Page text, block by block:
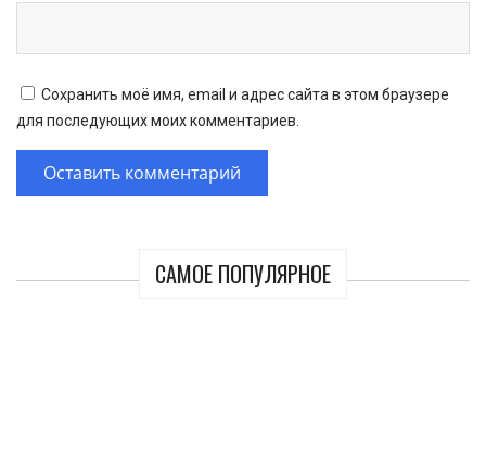
САМОЕ ПОПУЛЯРНОЕ
Сохранить моё имя, email и адрес сайта в этом браузере
для последующих моих комментариев.